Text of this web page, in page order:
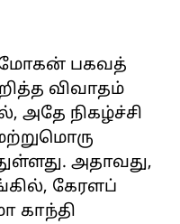
மோகன் பகவத்
விவாதம்
அதே நிகழ்ச்சி
அதாவது,
கேரளப்
காந்தி